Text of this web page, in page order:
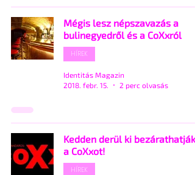
Mégis lesz népszavazás a
bulinegyedről és a CoXxról
HÍREK
Identitás Magazin
2018. febr. 15.
2 perc olvasás
Kedden derül ki
a CoXxot!
HÍREK